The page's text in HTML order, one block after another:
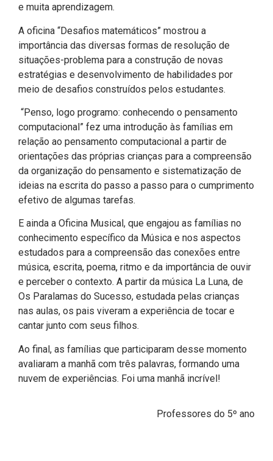
e muita aprendizagem.
A oficina “Desafios matemáticos” mostrou a
importância das diversas formas de resolução de
situações-problema para a construção de novas
estratégias e desenvolvimento de habilidades por
meio de desafios construídos pelos estudantes.
“Penso, logo programo: conhecendo o pensamento
computacional” fez uma introdução às famílias em
relação ao pensamento computacional a partir de
orientações das próprias crianças para a compreensão
da organização do pensamento e sistematização de
ideias na escrita do passo a passo para o cumprimento
efetivo de algumas tarefas.
E ainda a Oficina Musical, que engajou as famílias no
conhecimento específico da Música e nos aspectos
estudados para a compreensão das conexões entre
música, escrita, poema, ritmo e da importância de ouvir
e perceber o contexto. A partir da música La Luna, de
Os Paralamas do Sucesso, estudada pelas crianças
nas aulas, os pais viveram a experiência de tocar e
cantar junto com seus filhos.
Ao final, as famílias que participaram desse momento
avaliaram a manhã com três palavras, formando uma
nuvem de experiências. Foi uma manhã incrível!
Professores do 5º ano